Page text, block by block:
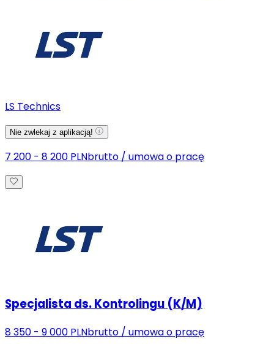
LS Technics
Nie zwlekaj z aplikacją!
7 200 - 8 200 PLNbrutto / umowa o pracę
Specjalista ds. Kontrolingu (K/M)
8 350 - 9 000 PLNbrutto / umowa o pracę